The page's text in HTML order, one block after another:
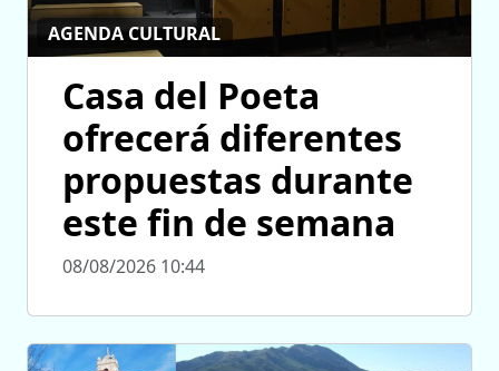
AGENDA CULTURAL
Casa del Poeta
ofrecerá diferentes
propuestas durante
este fin de semana
08/08/2026 10:44